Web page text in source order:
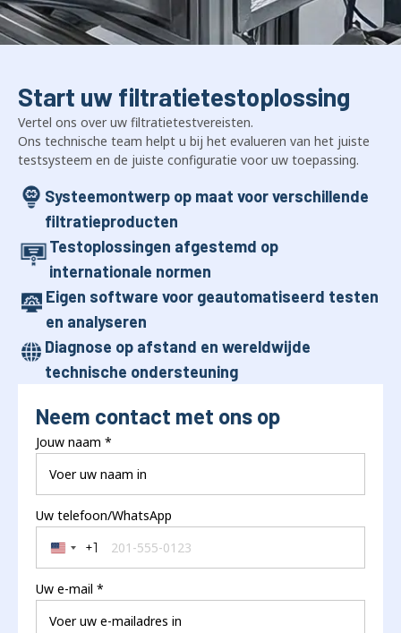
Start uw filtratietestoplossing
Vertel ons over uw filtratietestvereisten.
Ons technische team helpt u bij het evalueren van het juiste
testsysteem en de juiste configuratie voor uw toepassing.
Systeemontwerp op maat voor verschillende
filtratieproducten
Testoplossingen afgestemd op
internationale normen
Eigen software voor geautomatiseerd testen
en analyseren
Diagnose op afstand en wereldwijde
technische ondersteuning
Neem contact met ons op
Jouw naam *
Uw telefoon/WhatsApp
United States +1
+1
Uw e-mail *